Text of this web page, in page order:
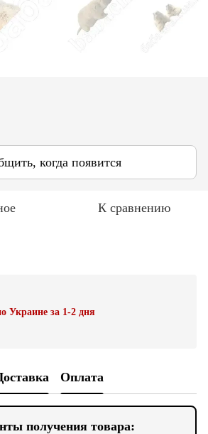
когда появится
К сравнению
Украине за 1-2 дня
Оплата
получения товара: